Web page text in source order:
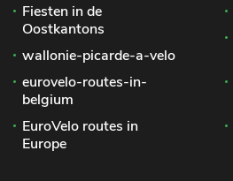
Fiesten in de
Oostkantons
wallonie-picarde-a-velo
eurovelo-routes-in-
belgium
EuroVelo routes in
Europe